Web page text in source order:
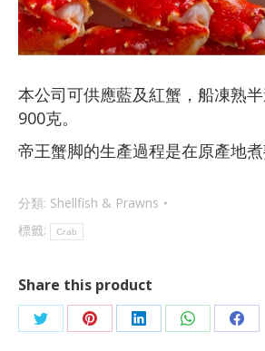
本公司可供應藍及紅蟹，船凍熟
900克。
帝王蟹脚的生產過程是在原產地煮
分類: Shellfish & Prawns
標籤:
Crab
Share this product